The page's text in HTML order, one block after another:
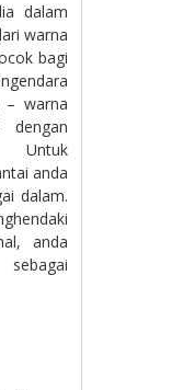
dalam
warna
bagi
– warna
Untuk
anda
dalam.
anda